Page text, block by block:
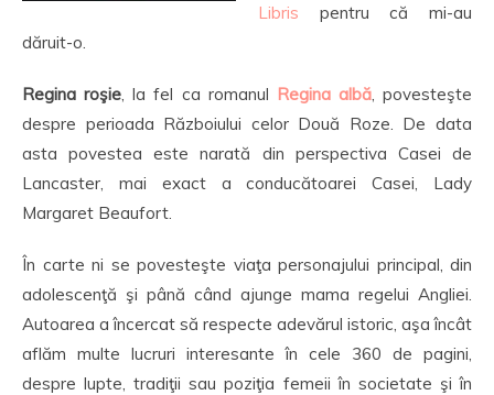
Libris pentru că mi-au
dăruit-o.
Regina roşie , la fel ca romanul Regina albă, povesteşte
despre perioada Războiului celor Două Roze. De data
asta povestea este narată din perspectiva Casei de
Lancaster, mai exact a conducătoarei Casei, Lady
Margaret Beaufort.
În carte ni se povesteşte viaţa personajului principal, din
adolescenţă şi până când ajunge mama regelui Angliei.
Autoarea a încercat să respecte adevărul istoric, aşa încât
aflăm multe lucruri interesante în cele 360 de pagini,
despre lupte, tradiţii sau poziţia femeii în societate şi în